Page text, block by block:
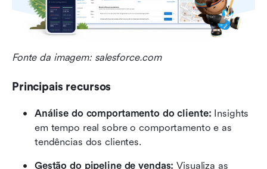
Fonte da imagem: salesforce.com
Principais recursos
Análise do comportamento do cliente: Insights
em tempo real sobre o comportamento e as
tendências dos clientes.
Gestão do pipeline de vendas: Visualiza as